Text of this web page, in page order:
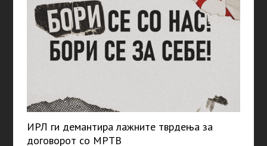
ИРЛ ги демантира лажните тврдења за
договорот со МРТВ